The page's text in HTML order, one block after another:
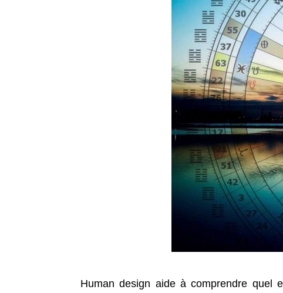
Human design aide à comprendre quel